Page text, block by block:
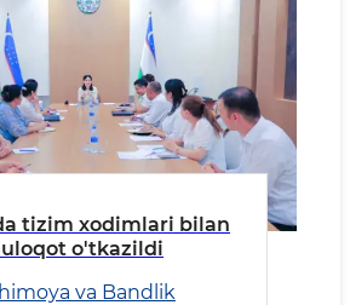
tizim xodimlari bilan
o'tkazildi
va Bandlik